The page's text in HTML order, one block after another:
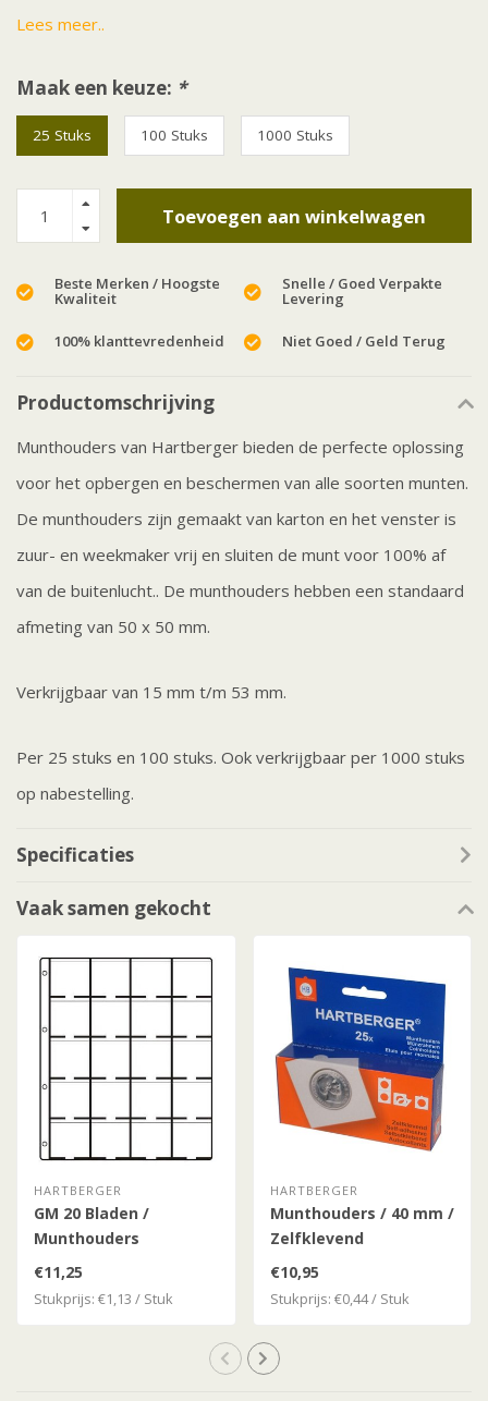
Lees meer..
Maak een keuze: *
25 Stuks 100 Stuks 1000 Stuks
Toevoegen aan winkelwagen
Beste Merken / Hoogste
Kwaliteit
Snelle / Goed Verpakte
Levering
100% klanttevredenheid Niet Goed / Geld Terug
Productomschrijving
Munthouders van Hartberger bieden de perfecte oplossing
voor het opbergen en beschermen van alle soorten munten.
De munthouders zijn gemaakt van karton en het venster is
zuur- en weekmaker vrij en sluiten de munt voor 100% af
van de buitenlucht.. De munthouders hebben een standaard
afmeting van 50 x 50 mm.
Verkrijgbaar van 15 mm t/m 53 mm.
Per 25 stuks en 100 stuks. Ook verkrijgbaar per 1000 stuks
op nabestelling.
Specificaties
Vaak samen gekocht
HARTBERGER
GM 20 Bladen /
Munthouders
€11,25
Stukprijs: €1,13 / Stuk
HARTBERGER
Munthouders / 40 mm /
Zelfklevend
€10,95
Stukprijs: €0,44 / Stuk